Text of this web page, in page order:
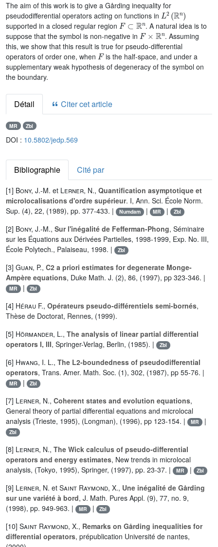
The aim of this work is to give a Gårding inequality for
pseudodifferential operators acting on functions in L2( ℝn)
supported in a closed regular region F⊂ℝn . A natural idea is to
suppose that the symbol is non-negative in F× ℝn . Assuming
this, we show that this result is true for pseudo-differential
operators of order one, when Fis the half-space, and under a
supplementary weak hypothesis of degeneracy of the symbol on
the boundary.
Détail Citer cet article
MR Zbl
DOI : 10.5802/jedp.569
Bibliographie Cité par
[1] Bony, J.-M. et Lerner, N., Quantification asymptotique et
microlocalisations d'ordre supérieur. I, Ann. Sci. École Norm.
Sup. (4), 22, (1989), pp. 377-433. |
Numdam | MR | Zbl
[2] Bony, J.-M., Sur l'inégalité de Fefferman-Phong, Séminaire
sur les Équations aux Dérivées Partielles, 1998-1999, Exp. No. III,
École Polytech., Palaiseau, 1998. |
Zbl
[3] Guan, P., C2 a priori estimates for degenerate Monge-
Ampère equations, Duke Math. J. (2), 86, (1997), pp 323-346. |
MR | Zbl
[4] Hérau F., Opérateurs pseudo-différentiels semi-bornés,
Thèse de Doctorat, Rennes, (1999).
[5] Hörmander, L., The analysis of linear partial differential
operators I, III, Springer-Verlag, Berlin, (1985). | Zbl
[6] Hwang, I. L., The L2-boundedness of pseudodifferential
operators, Trans. Amer. Math. Soc. (1), 302, (1987), pp 55-76. |
MR | Zbl
[7] Lerner, N., Coherent states and evolution equations,
General theory of partial differential equations and microlocal
analysis (Trieste, 1995), (Longman), (1996), pp 123-154. |
MR |
Zbl
[8] Lerner, N., The Wick calculus of pseudo-differential
operators and energy estimates, New trends in microlocal
analysis, (Tokyo, 1995), Springer, (1997), pp. 23-37. |
MR | Zbl
[9] Lerner, N. et Saint Raymond, X., Une inégalité de Gårding
sur une variété à bord, J. Math. Pures Appl. (9), 77, no. 9,
(1998), pp. 949-963. |
MR | Zbl
[10] Saint Raymond, X., Remarks on Gårding inequalities for
differential operators, prépublication Université de nantes,